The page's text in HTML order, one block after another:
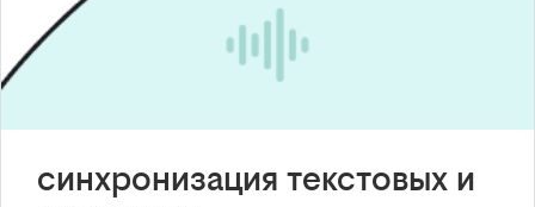
синхронизация текстовых и